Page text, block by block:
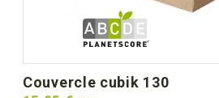
couvercle cubik 130